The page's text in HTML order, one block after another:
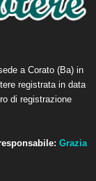
a Corato (Ba) in
registrata in data
di registrazione
Grazia